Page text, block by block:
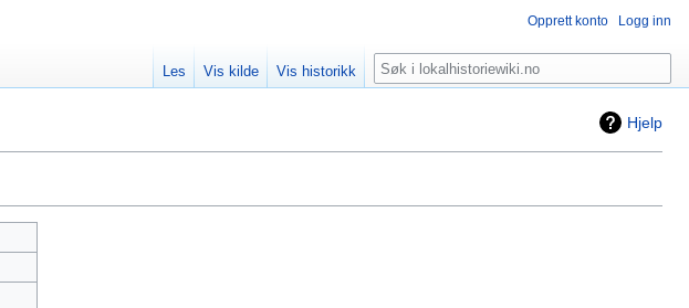
Hjelp
Opprett konto Logg inn
Les Vis kilde Vis historikk Søk